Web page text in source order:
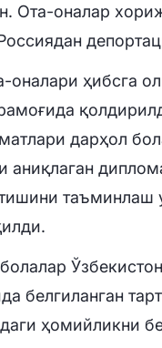
Ота-оналар
оналари ҳибсга
дарҳол
аниқлаган
таъминлаш
белгиланган
ҳомийликни